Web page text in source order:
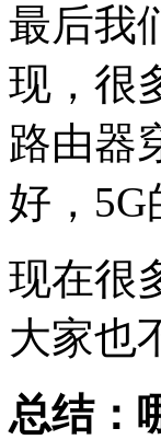
最后我
现，很
路由器
好，
现在很
大家也
总结：